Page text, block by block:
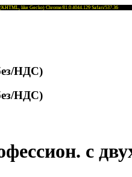
like Gecko) Chrome/81.0.4044.129 Safari/537.36
НДС)
НДС)
с